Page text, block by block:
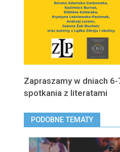
Zapraszamy w dniach
spotkania z literatami
PODOBNE TEMATY